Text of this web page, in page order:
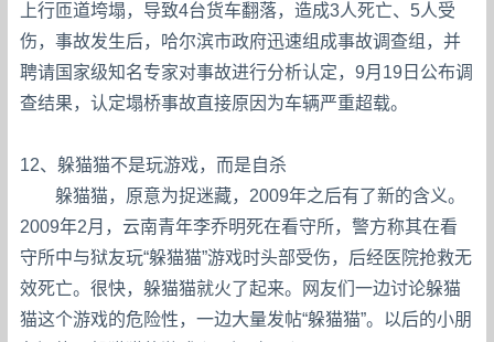
上行匝道垮塌，导致4台货车翻落，造成3人死亡、5人受
伤，事故发生后，哈尔滨市政府迅速组成事故调查组，并
聘请国家级知名专家对事故进行分析认定，9月19日公布调
查结果，认定塌桥事故直接原因为车辆严重超载。
12、躲猫猫不是玩游戏，而是自杀
躲猫猫，原意为捉迷藏，2009年之后有了新的含义。
2009年2月，云南青年李乔明死在看守所，警方称其在看
守所中与狱友玩“躲猫猫”游戏时头部受伤，后经医院抢救无
效死亡。很快，躲猫猫就火了起来。网友们一边讨论躲猫
猫这个游戏的危险性，一边大量发帖“躲猫猫”。以后的小朋